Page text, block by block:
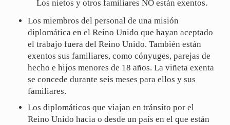
Los nietos y otros familiares NO están exentos.
Los miembros del personal de una misión
diplomática en el Reino Unido que hayan aceptado
el trabajo fuera del Reino Unido. También están
exentos sus familiares, como cónyuges, parejas de
hecho e hijos menores de 18 años. La viñeta exenta
se concede durante seis meses para ellos y sus
familiares.
Los diplomáticos que viajan en tránsito por el
Reino Unido hacia o desde un país en el que están